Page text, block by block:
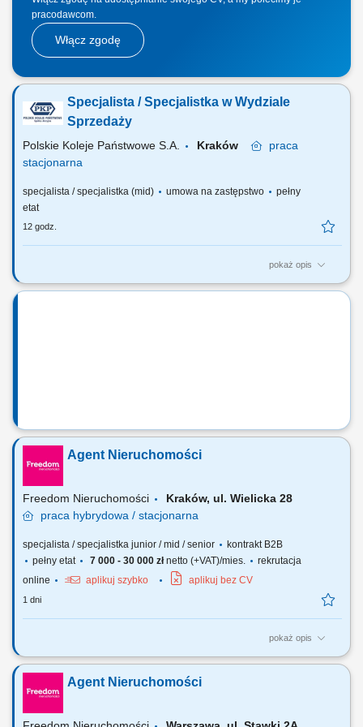
pracodawcom.
Włącz zgodę
Specjalista / Specjalistka w Wydziale
Sprzedaży
Polskie Koleje Państwowe S.A. Kraków
praca
stacjonarna
specjalista / specjalistka (mid) umowa na zastępstwo
pełny
etat
12 godz.
pokaż opis
Na tym stanowisku będziesz odpowiedzialny(-a) m.in. za: prowadzenie
Agent Nieruchomości
Freedom Nieruchomości
Kraków, ul. Wielicka 28
praca hybrydowa / stacjonarna
specjalista / specjalistka junior / mid / senior
kontrakt B2B
pełny etat
7 000 - 30 000 złnetto (+VAT)/mies.
rekrutacja
online
aplikuj szybko aplikuj bez CV
1 dni
pokaż opis
Twoje zadania? Systematyczne pozyskiwanie nieruchomości w oparciu
o umowy na wyłączność. Utrzymywanie profesjonalnych relacji z
klientami. Organizacja cyklu sprzedaży i marketingu własnej bazy ofert
nieruchomości. Realizacja celów sprzedażowych. Współpraca z
zespołem i dbałość o...
Agent Nieruchomości